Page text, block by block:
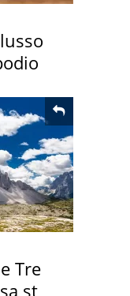
Tre
sta